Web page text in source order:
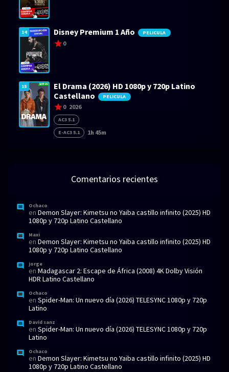
14 Disney Premium 1 Año PELICULA
0
15
El Drama (2026) HD 1080p y 720p Latino
Castellano
PELICULA
0 2026
AC3 5.1
E-AC3 5.1
1h 45m
Comentarios recientes
Ochaco
en Demon Slayer: Kimetsu no Yaiba castillo infinito (2025) HD
1080p y 720p Latino Castellano
Maxi
en Demon Slayer: Kimetsu no Yaiba castillo infinito (2025) HD
1080p y 720p Latino Castellano
jorge
en Madagascar 2: Escape de África (2008) 4K Dolby Visión
HDR Latino Castellano
Ochaco
en Spider-Man: Un nuevo día (2026) TELESYNC 1080p y 720p
Latino
David sanz
en Spider-Man: Un nuevo día (2026) TELESYNC 1080p y 720p
Latino
Ochaco
en Demon Slayer: Kimetsu no Yaiba castillo infinito (2025) HD
1080p y 720p Latino Castellano